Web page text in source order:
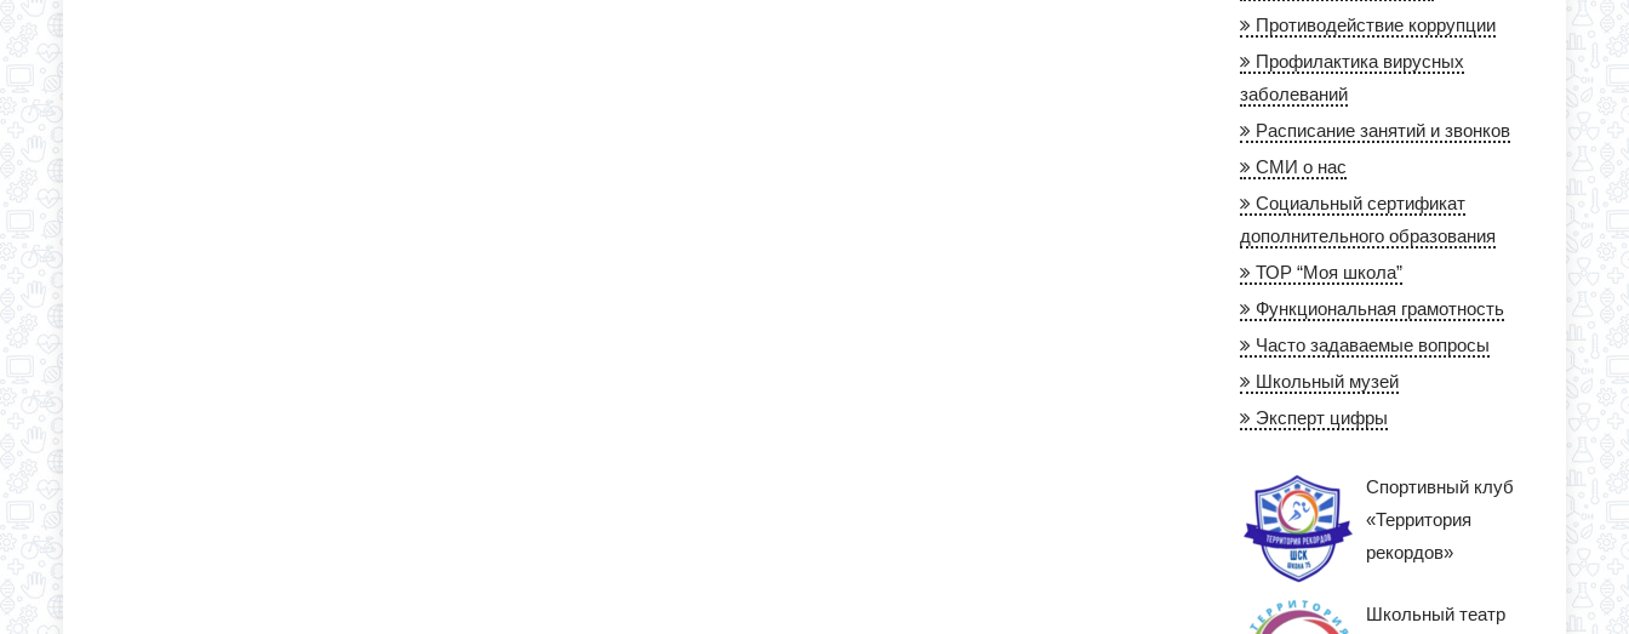
Противодействие коррупции
Профилактика вирусных
заболеваний
Расписание занятий и звонков
СМИ о нас
Социальный сертификат
дополнительного образования
ТОР “Моя школа”
Функциональная грамотность
Часто задаваемые вопросы
Школьный музей
Эксперт цифры
Спортивный клуб
«Территория
рекордов»
Школьный театр